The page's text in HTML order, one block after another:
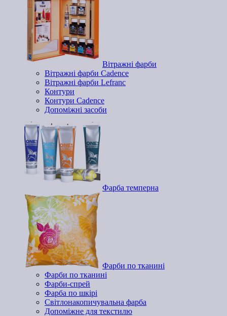
Вітражні фарби
Вітражні фарби Cadence
Вітражні фарби Lefranc
Контури
Контури Cadence
Допоміжні засоби
Фарба темперна
Фарби по тканині
Фарби по тканині
Фарби-спрей
Фарба по шкірі
Світлонакопичувальна фарба
Допоміжне для текстилю